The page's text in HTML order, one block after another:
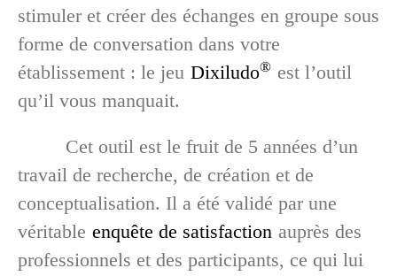
stimuler et créer des échanges en groupe sous
forme de conversation dans votre
établissement : le jeu Dixiludo® est l’outil
qu’il vous manquait.
Cet outil est le fruit de 5 années d’un
travail de recherche, de création et de
conceptualisation. Il a été validé par une
véritable enquête de satisfaction auprès des
professionnels et des participants, ce qui lui